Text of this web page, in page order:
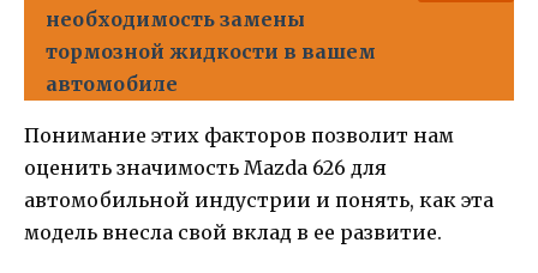
необходимость замены
тормозной жидкости в вашем
автомобиле
Понимание этих факторов позволит нам
оценить значимость Mazda 626 для
автомобильной индустрии и понять, как эта
модель внесла свой вклад в ее развитие.